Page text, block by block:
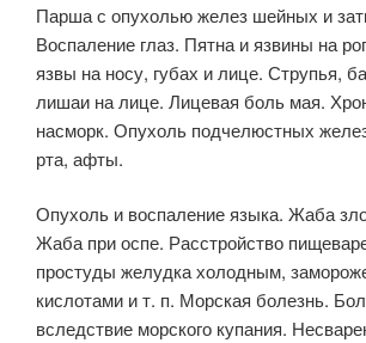
Парша с опухолью желез шейных и
Воспаление глаз. Пятна и язвины на
язвы на носу, губах и лице. Струпья,
лишаи на лице. Лицевая боль мая.
насморк. Опухоль подчелюстных
рта, афты.
Опухоль и воспаление языка. Жаба
Жаба при оспе. Расстройство
простуды желудка холодным,
кислотами и т. п. Морская болезнь.
вследствие морского купания.